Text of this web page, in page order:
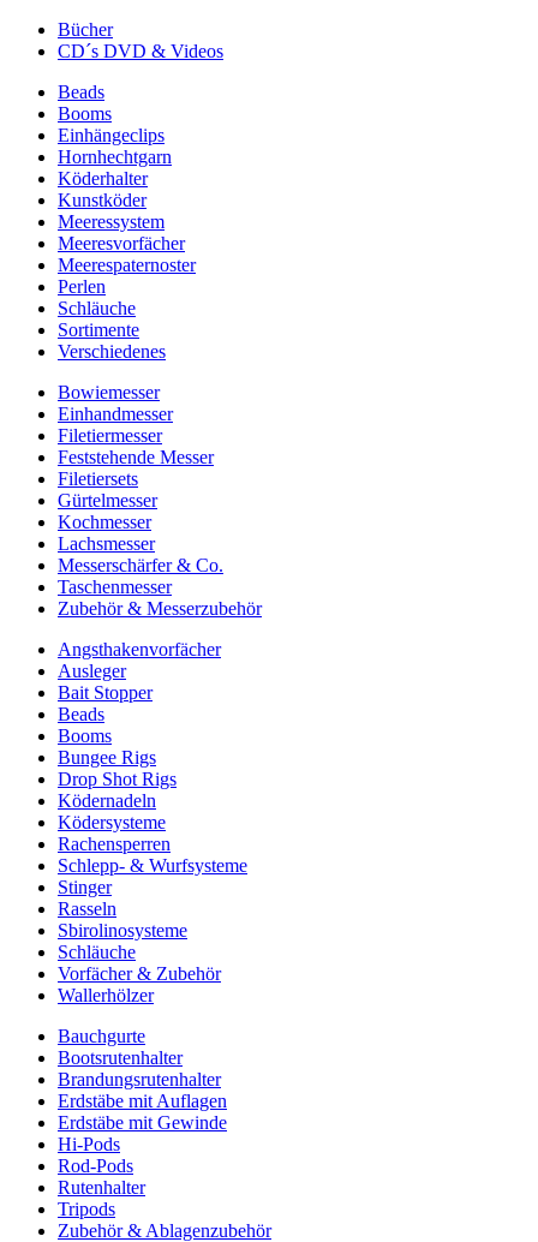
Bücher
CD´s DVD & Videos
Beads
Booms
Einhängeclips
Hornhechtgarn
Köderhalter
Kunstköder
Meeressystem
Meeresvorfächer
Meerespaternoster
Perlen
Schläuche
Sortimente
Verschiedenes
Bowiemesser
Einhandmesser
Filetiermesser
Feststehende Messer
Filetiersets
Gürtelmesser
Kochmesser
Lachsmesser
Messerschärfer & Co.
Taschenmesser
Zubehör & Messerzubehör
Angsthakenvorfächer
Ausleger
Bait Stopper
Beads
Booms
Bungee Rigs
Drop Shot Rigs
Ködernadeln
Ködersysteme
Rachensperren
Schlepp- & Wurfsysteme
Stinger
Rasseln
Sbirolinosysteme
Schläuche
Vorfächer & Zubehör
Wallerhölzer
Bauchgurte
Bootsrutenhalter
Brandungsrutenhalter
Erdstäbe mit Auflagen
Erdstäbe mit Gewinde
Hi-Pods
Rod-Pods
Rutenhalter
Tripods
Zubehör & Ablagenzubehör